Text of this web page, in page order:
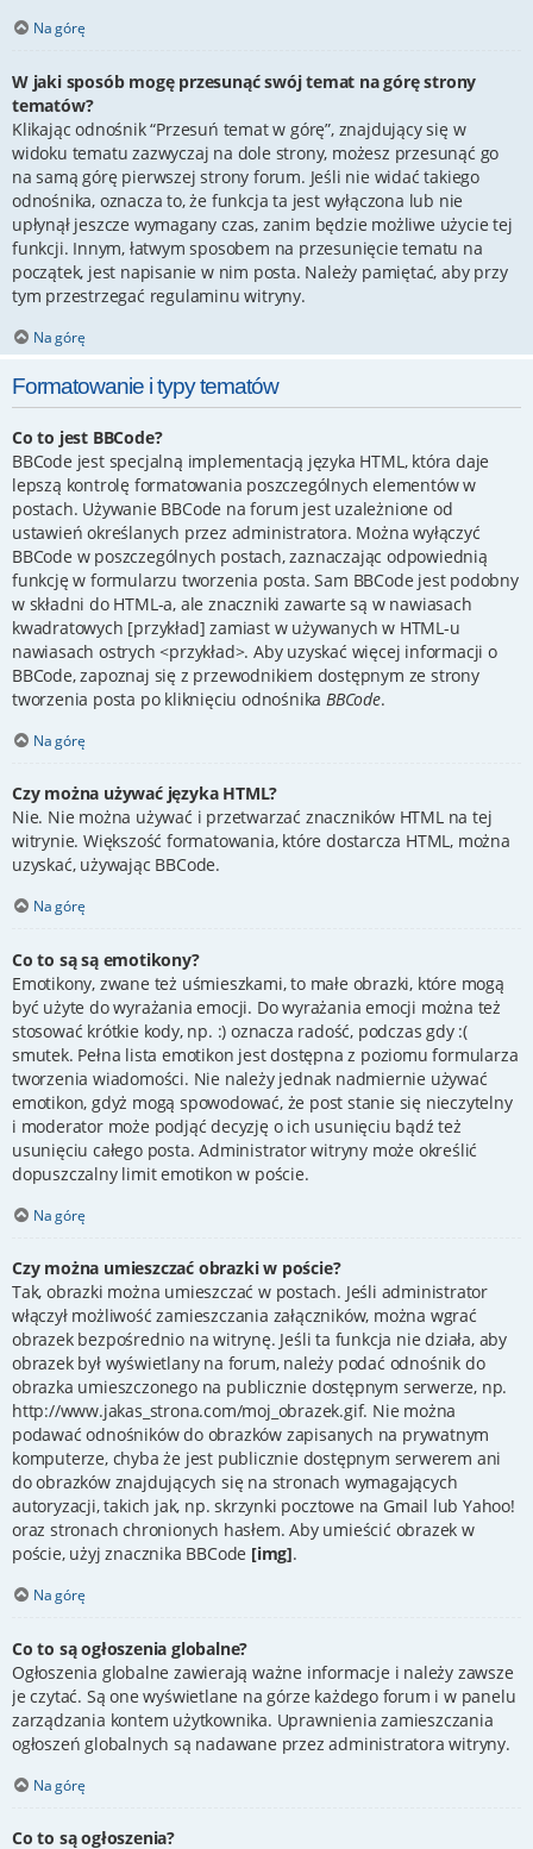
Na górę
W jaki sposób mogę przesunąć swój temat na górę strony
tematów?
Klikając odnośnik “Przesuń temat w górę”, znajdujący się w
widoku tematu zazwyczaj na dole strony, możesz przesunąć go
na samą górę pierwszej strony forum. Jeśli nie widać takiego
odnośnika, oznacza to, że funkcja ta jest wyłączona lub nie
upłynął jeszcze wymagany czas, zanim będzie możliwe użycie tej
funkcji. Innym, łatwym sposobem na przesunięcie tematu na
początek, jest napisanie w nim posta. Należy pamiętać, aby przy
tym przestrzegać regulaminu witryny.
Na górę
Formatowanie i typy tematów
Co to jest BBCode?
BBCode jest specjalną implementacją języka HTML, która daje
lepszą kontrolę formatowania poszczególnych elementów w
postach. Używanie BBCode na forum jest uzależnione od
ustawień określanych przez administratora. Można wyłączyć
BBCode w poszczególnych postach, zaznaczając odpowiednią
funkcję w formularzu tworzenia posta. Sam BBCode jest podobny
w składni do HTML-a, ale znaczniki zawarte są w nawiasach
kwadratowych [przykład] zamiast w używanych w HTML-u
nawiasach ostrych <przykład>. Aby uzyskać więcej informacji o
BBCode, zapoznaj się z przewodnikiem dostępnym ze strony
tworzenia posta po kliknięciu odnośnika BBCode.
Na górę
Czy można używać języka HTML?
Nie. Nie można używać i przetwarzać znaczników HTML na tej
witrynie. Większość formatowania, które dostarcza HTML, można
uzyskać, używając BBCode.
Na górę
Co to są są emotikony?
Emotikony, zwane też uśmieszkami, to małe obrazki, które mogą
być użyte do wyrażania emocji. Do wyrażania emocji można też
stosować krótkie kody, np. :) oznacza radość, podczas gdy :(
smutek. Pełna lista emotikon jest dostępna z poziomu formularza
tworzenia wiadomości. Nie należy jednak nadmiernie używać
emotikon, gdyż mogą spowodować, że post stanie się nieczytelny
i moderator może podjąć decyzję o ich usunięciu bądź też
usunięciu całego posta. Administrator witryny może określić
dopuszczalny limit emotikon w poście.
Na górę
Czy można umieszczać obrazki w poście?
Tak, obrazki można umieszczać w postach. Jeśli administrator
włączył możliwość zamieszczania załączników, można wgrać
obrazek bezpośrednio na witrynę. Jeśli ta funkcja nie działa, aby
obrazek był wyświetlany na forum, należy podać odnośnik do
obrazka umieszczonego na publicznie dostępnym serwerze, np.
http://www.jakas_strona.com/moj_obrazek.gif. Nie można
podawać odnośników do obrazków zapisanych na prywatnym
komputerze, chyba że jest publicznie dostępnym serwerem ani
do obrazków znajdujących się na stronach wymagających
autoryzacji, takich jak, np. skrzynki pocztowe na Gmail lub Yahoo!
oraz stronach chronionych hasłem. Aby umieścić obrazek w
poście, użyj znacznika BBCode [img].
Na górę
Co to są ogłoszenia globalne?
Ogłoszenia globalne zawierają ważne informacje i należy zawsze
je czytać. Są one wyświetlane na górze każdego forum i w panelu
zarządzania kontem użytkownika. Uprawnienia zamieszczania
ogłoszeń globalnych są nadawane przez administratora witryny.
Na górę
Co to są ogłoszenia?